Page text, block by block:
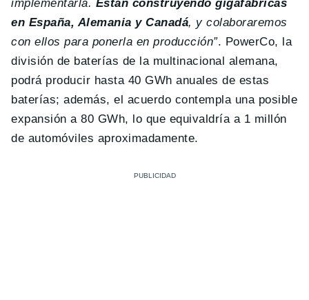
implementarla. Están construyendo gigafábricas
en España, Alemania y Canadá, y colaboraremos
con ellos para ponerla en producción”. PowerCo, la
división de baterías de la multinacional alemana,
podrá producir hasta 40 GWh anuales de estas
baterías; además, el acuerdo contempla una posible
expansión a 80 GWh, lo que equivaldría a 1 millón
de automóviles aproximadamente.